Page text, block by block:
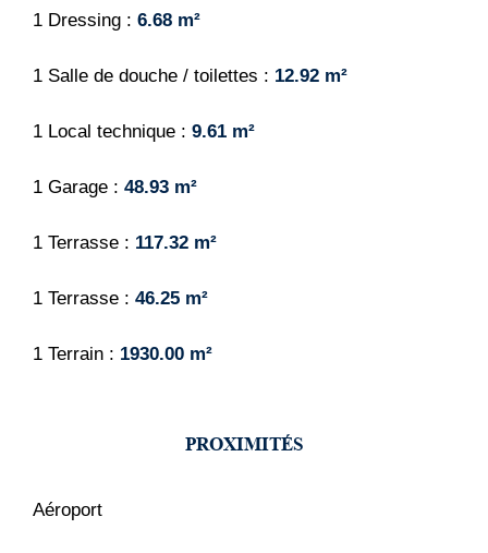
1 Dressing 6.68 m²
1 Salle de douche / toilettes 12.92 m²
1 Local technique 9.61 m²
1 Garage 48.93 m²
1 Terrasse 117.32 m²
1 Terrasse 46.25 m²
1 Terrain 1930.00 m²
PROXIMITÉS
Aéroport